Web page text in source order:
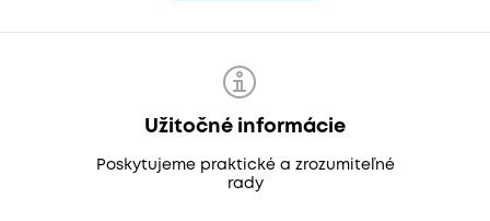
Užitočné informácie
Poskytujeme praktické a zrozumiteľné
rady